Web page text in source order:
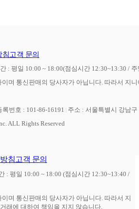
침고객 문의
: 평일 10:00 ~ 18:00(점심시간 12:30~13:30 /
며 통신판매의 당사자가 아닙니다. 따라서 지
번호 : 101-86-16191
주소 : 서울특별시 강남
ALL Rights Reserved
침고객 문의
: 평일 10:00 ~ 18:00 (점심시간 12:30~13:40 /
며 통신판매의 당사자가 아닙니다. 따라서 지
래에 대하여 책임을 지지 않습니다.